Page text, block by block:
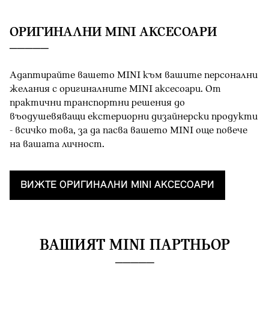
OРИГИНАЛНИ MINI АКСЕСОАРИ
Адаптирайте вашето MINI към вашите персонални
желания с оригиналните MINI аксесоари. От
практични транспортни решения до
въодушевяващи екстериорни дизайнерски продукти
- всичко това, за да пасва вашето MINI oще повече
на вашата личност.
ВИЖТЕ OРИГИНАЛНИ MINI AКСЕСОАРИ
ВАШИЯТ MINI ПАРТНЬОР